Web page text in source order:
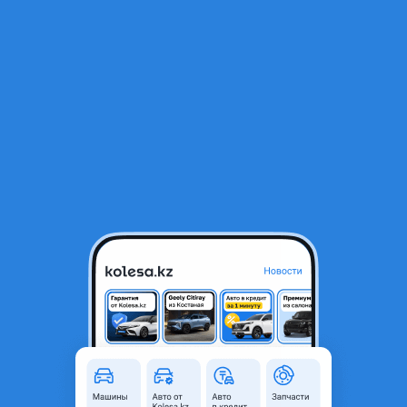
Дверь ниссан альмера n15 2-х дверная
Караганда, Карагандинская